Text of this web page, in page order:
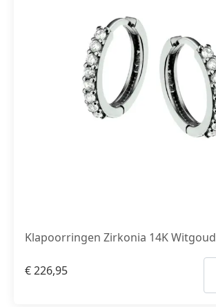
Klapoorringen Zirkonia 14K Witgoud
€226,95